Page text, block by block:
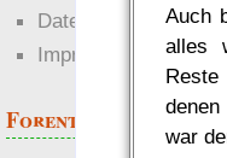
Auch
alles
war
Datenschutz
Impressum
Forenthemen